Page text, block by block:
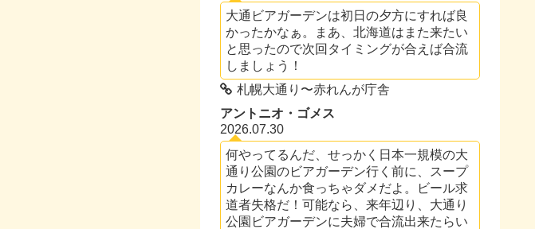
大通ビアガーデンは初日の夕方にすれば良
かったかなぁ。まあ、北海道はまた来たい
と思ったので次回タイミングが合えば合流
しましょう！
札幌大通り〜赤れんが庁舎
アントニオ・ゴメス
2026.07.30
何やってるんだ、せっかく日本一規模の大
通り公園のビアガーデン行く前に、スープ
カレーなんか食っちゃダメだよ。ビール求
道者失格だ！可能なら、来年辺り、大通り
公園ビアガーデンに夫婦で合流出来たらい